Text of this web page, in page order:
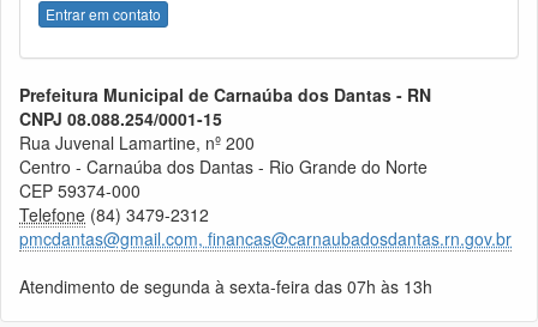
Entrar em contato
Prefeitura Municipal de Carnaúba dos Dantas - RN
CNPJ 08.088.254/0001-15
Rua Juvenal Lamartine, nº 200
Centro - Carnaúba dos Dantas - Rio Grande do Norte
CEP 59374-000
Telefone (84) 3479-2312
pmcdantas@gmail.com, financas@carnaubadosdantas.rn.gov.br
Atendimento de segunda à sexta-feira das 07h às 13h